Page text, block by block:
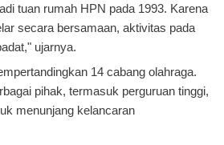
tuan rumah HPN pada 1993. Karena
secara bersamaan, aktivitas pada
ujarnya.
14 cabang olahraga.
pihak, termasuk perguruan tinggi,
menunjang kelancaran